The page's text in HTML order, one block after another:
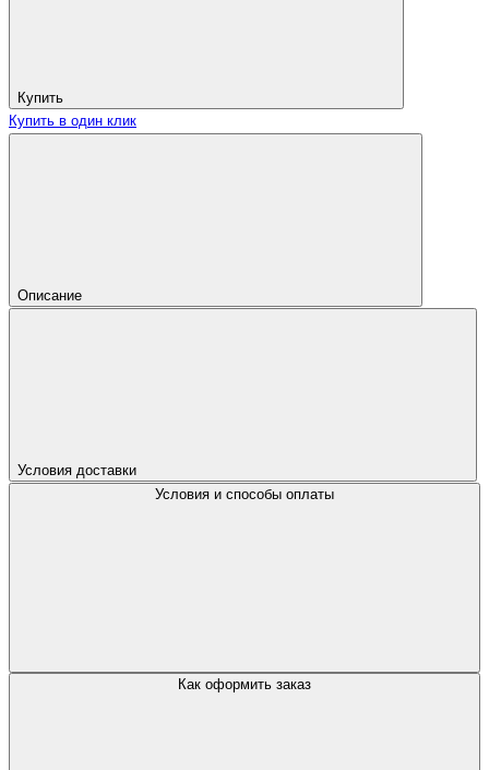
Купить
Купить в один клик
Описание
Условия доставки
Условия и способы оплаты
Как оформить заказ